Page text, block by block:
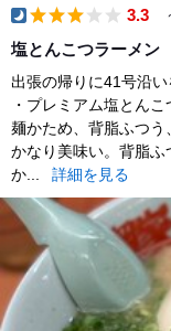
3.3
塩とんこつラーメ
出張の帰りに41号沿
・プレミアム塩とん
麺かため、背脂ふつ
かなり美味い。背脂
か...
詳細を見る